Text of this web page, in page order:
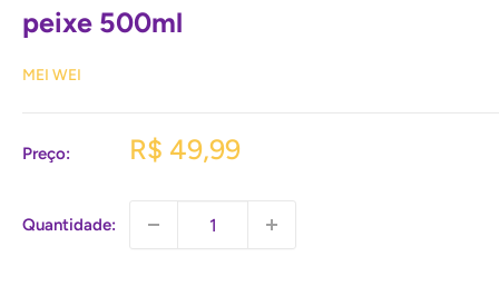
peixe 500ml
MEI WEI
Preço:
Preço
R$ 49,99
Quantidade: